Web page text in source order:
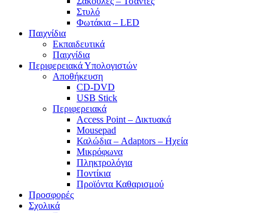
Στυλό
Φωτάκια – LED
Παιχνίδια
Εκπαιδευτικά
Παιχνίδια
Περιφερειακά Υπολογιστών
Αποθήκευση
CD-DVD
USB Stick
Περιφερειακά
Access Point – Δικτυακά
Mousepad
Καλώδια – Adaptors – Ηχεία
Μικρόφωνα
Πληκτρολόγια
Ποντίκια
Προϊόντα Καθαρισμού
Προσφορές
Σχολικά